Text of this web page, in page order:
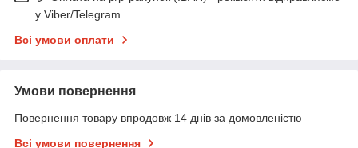
у Viber/Telegram
Всі умови оплати
Умови повернення
Повернення товару впродовж 14 днів за домовленістю
Всі умови повернення